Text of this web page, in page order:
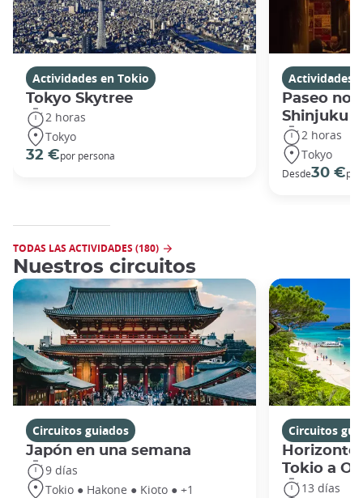
Actividades en Tokio
Tokyo Skytree
2 horas
Tokyo
32 €por persona
Actividades
Paseo
Shinjuku
2 horas
Tokyo
Desde30 €
TODAS LAS ACTIVIDADES (180)
Nuestros circuitos
Circuitos guiados
Japón en una semana
9 días
Tokio ● Hakone ● Kioto ● +1
Circuitos
Tokio a
13 días